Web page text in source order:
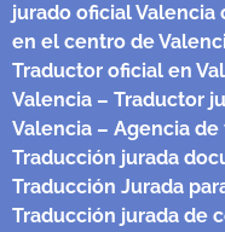
jurado oficial Valencia
en el centro de
Traductor oficial en
Valencia – Traductor
Valencia – Agencia
Traducción jurada
Traducción Jurada
Traducción jurada de